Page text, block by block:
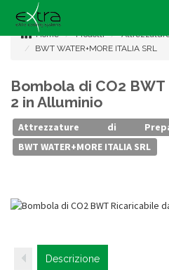
Home Prodotti
BWT WATER+MORE ITALIA SRL
Bombola di CO2
2 in Alluminio
Attrezzature di
BWT WATER+MORE ITALIA SRL
Descrizione